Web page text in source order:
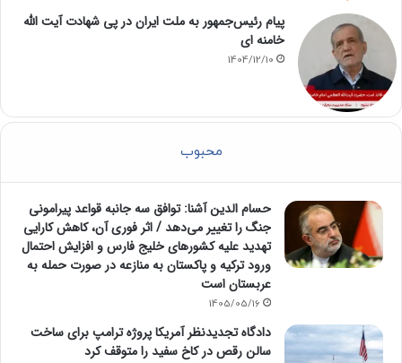
پیام رئیس‌جمهور به ملت ایران در پی شهادت آیت الله
خامنه ای
1404/12/10
محبوب
حسام الدین آشنا: توافق سه جانبه قواعد پیرامونی
جنگ را تغییر می‌دهد / اثر فوری آن، کاهش کارایی
تهدید علیه کشور‌های خلیج فارس و افزایش احتمال
ورود ترکیه و پاکستان به منازعه در صورت حمله به
عربستان است
1405/05/16
دادگاه تجدیدنظر آمریکا پروژه ترامپ برای ساخت
سالن رقص در کاخ سفید را متوقف کرد